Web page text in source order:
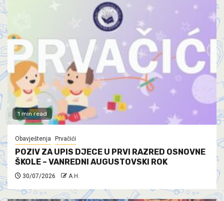
1 min read
Obavještenja Prvačići
POZIV ZA UPIS DJECE U PRVI RAZRED OSNOVNE
ŠKOLE – VANREDNI AUGUSTOVSKI ROK
30/07/2026 A.H.